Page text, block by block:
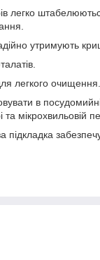
легко
утримують
легкого очищення.
в
мікрохвильовій
підкладка